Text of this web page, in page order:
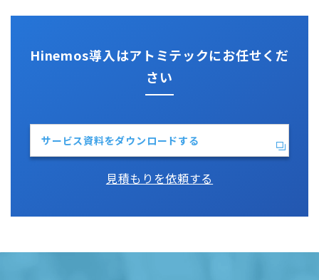
Hinemos導入はアトミテックにお任せくだ
さい
サービス資料をダウンロードする
見積もりを依頼する